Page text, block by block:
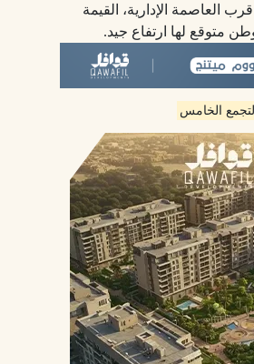
العاصمة الإدارية، القيمة
متوقع لها ارتفاع جيد.
الخامس